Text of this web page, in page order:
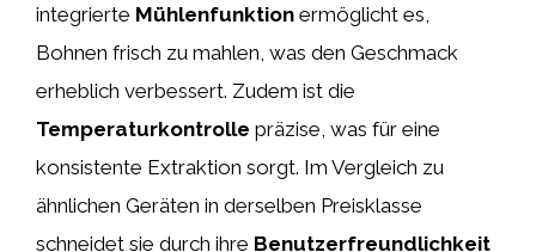
integrierte Mühlenfunktion ermöglicht es,
Bohnen frisch zu mahlen, was den Geschmack
erheblich verbessert. Zudem ist die
Temperaturkontrolle präzise, was für eine
konsistente Extraktion sorgt. Im Vergleich zu
ähnlichen Geräten in derselben Preisklasse
schneidet sie durch ihre Benutzerfreundlichkeit